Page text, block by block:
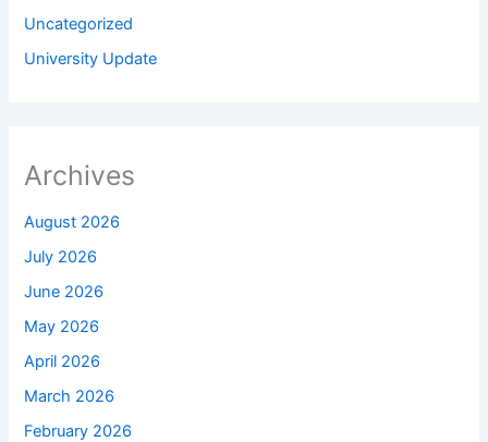
Uncategorized
University Update
Archives
August 2026
July 2026
June 2026
May 2026
April 2026
March 2026
February 2026